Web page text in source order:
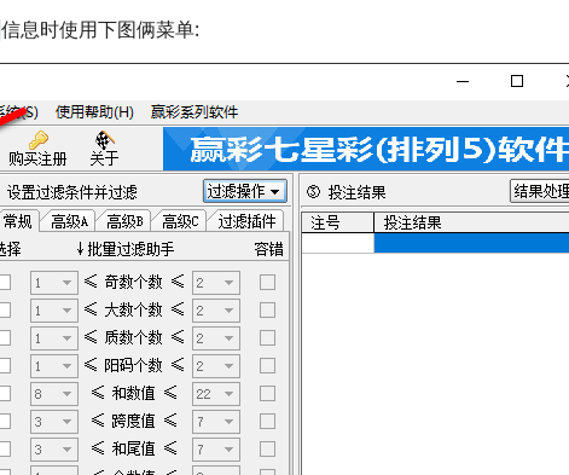
信息时使用下图俩菜单: